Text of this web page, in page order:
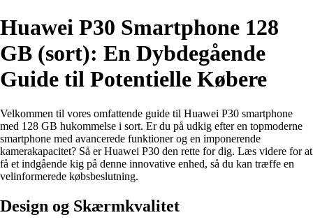
Huawei P30 Smartphone 128
GB (sort): En Dybdegående
Guide til Potentielle Købere
Velkommen til vores omfattende guide til Huawei P30 smartphone
med 128 GB hukommelse i sort. Er du på udkig efter en topmoderne
smartphone med avancerede funktioner og en imponerende
kamerakapacitet? Så er Huawei P30 den rette for dig. Læs videre for at
få et indgående kig på denne innovative enhed, så du kan træffe en
velinformerede købsbeslutning.
Design og Skærmkvalitet